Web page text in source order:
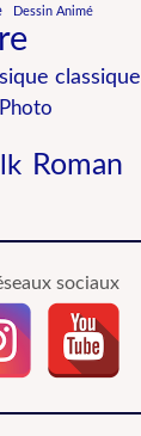
Dessin Animé
classique
Photo
Roman
sociaux